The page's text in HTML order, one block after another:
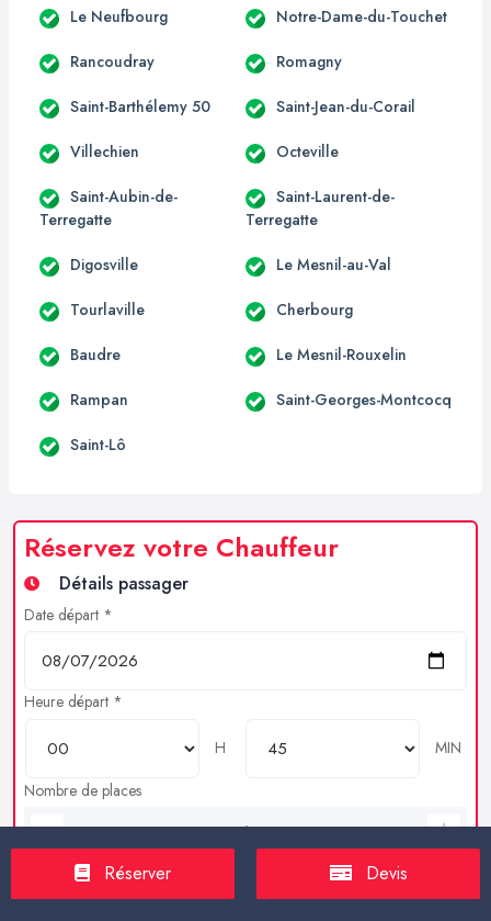
Le Neufbourg Notre-Dame-du-Touchet
Rancoudray Romagny
Saint-Barthélemy 50 Saint-Jean-du-Corail
Villechien Octeville
Saint-Aubin-de-
Terregatte
Saint-Laurent-de-
Terregatte
Digosville Le Mesnil-au-Val
Tourlaville Cherbourg
Baudre Le Mesnil-Rouxelin
Rampan Saint-Georges-Montcocq
Saint-Lô
Réservez votre Chauffeur
Détails passager
Date départ *
Heure départ *
H
MIN
Nombre de places
Bagages en soutes
Réserver Devis